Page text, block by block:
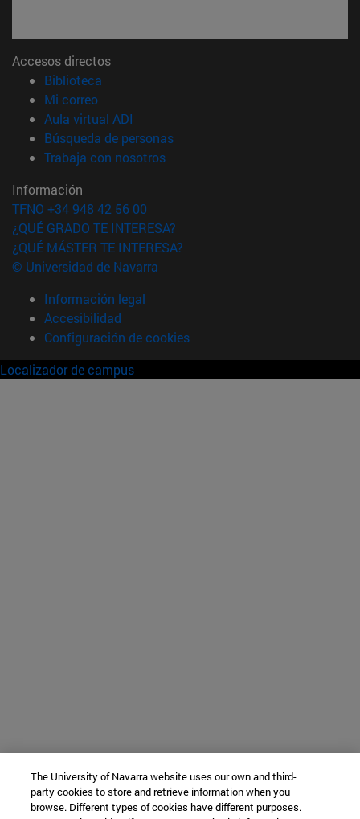
Accesos directos
Biblioteca
Mi correo(abre en nueva ventana)
Aula virtual ADI
Búsqueda de personas(abre en nueva ventana)
Trabaja con nosotros(abre en nueva ventana)
Información
TFNO +34 948 42 56 00
¿QUÉ GRADO TE INTERESA?
¿QUÉ MÁSTER TE INTERESA?
© Universidad de Navarra
Información legal
Accesibilidad
Configuración de cookies
Localizador de campus
The University of Navarra website uses our own and third-
party cookies to store and retrieve information when you
browse. Different types of cookies have different purposes.